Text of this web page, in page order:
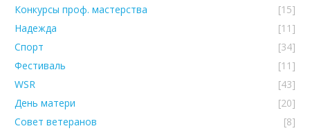
Конкурсы проф. мастерства
[15]
Надежда
[11]
Спорт
[34]
Фестиваль
[11]
WSR
[43]
День матери
[20]
Совет ветеранов
[8]